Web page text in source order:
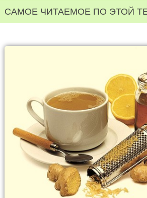
САМОЕ ЧИТАЕМОЕ ПО ЭТОЙ